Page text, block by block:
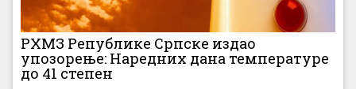
РХМЗ Републике Српске издао
упозорење: Наредних дана температуре
до 41 степен